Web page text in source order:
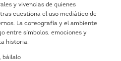
y vivencias de quienes
cuestiona el uso mediático de
La coreografía y el ambiente
entre símbolos, emociones y
historia.
báilalo